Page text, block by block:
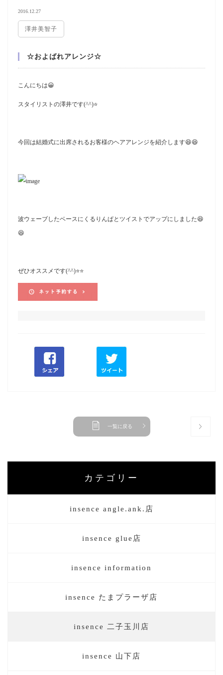
2016.12.27
澤井美智子
☆およばれアレンジ☆
こんにちは😀
スタイリストの澤井です(^^)⭐️
今回は結婚式に出席されるお客様のヘアアレンジを紹介します😆😆
波ウェーブしたベースにくるりんぱとツイストでアップにしました😆
😆
ぜひオススメです(^^)⭐️⭐️
一覧に戻る
カテゴリー
insence angle.ank.店
insence glue店
insence information
insence たまプラーザ店
insence 二子玉川店
insence 山下店